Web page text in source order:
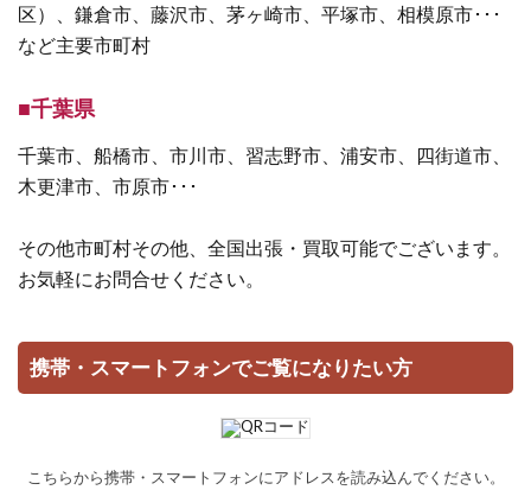
区）、鎌倉市、藤沢市、茅ヶ崎市、平塚市、相模原市･･･
など主要市町村
■千葉県
千葉市、船橋市、市川市、習志野市、浦安市、四街道市、
木更津市、市原市･･･
その他市町村その他、全国出張・買取可能でございます。
お気軽にお問合せください。
携帯・スマートフォンでご覧になりたい方
こちらから携帯・スマートフォンにアドレスを読み込んでください。